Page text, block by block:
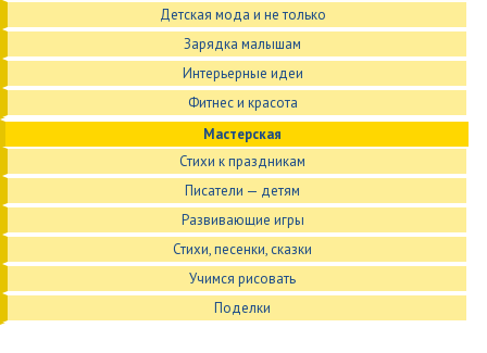
Детская мода и не только
Зарядка малышам
Интерьерные идеи
Фитнес и красота
Мастерская
Стихи к праздникам
Писатели — детям
Развивающие игры
Стихи, песенки, сказки
Учимся рисовать
Поделки